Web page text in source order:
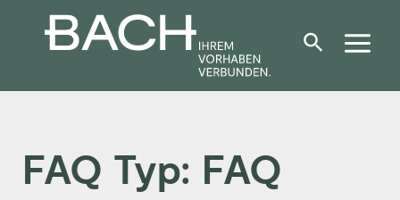
FAQ Typ: FAQ